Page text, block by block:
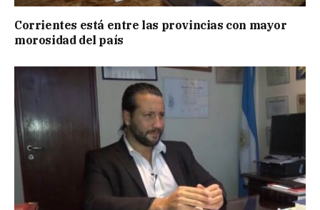
Corrientes está entre las provincias con mayor
morosidad del país